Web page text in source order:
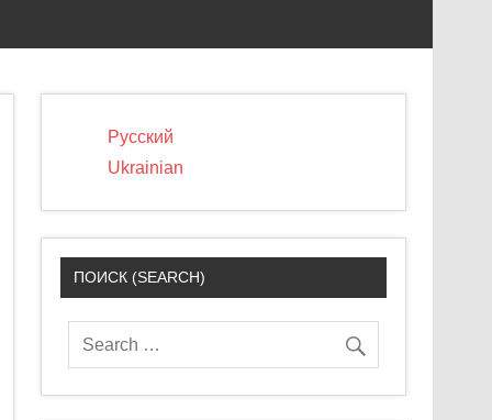
Русский
Ukrainian
ПОИСК (SEARCH)